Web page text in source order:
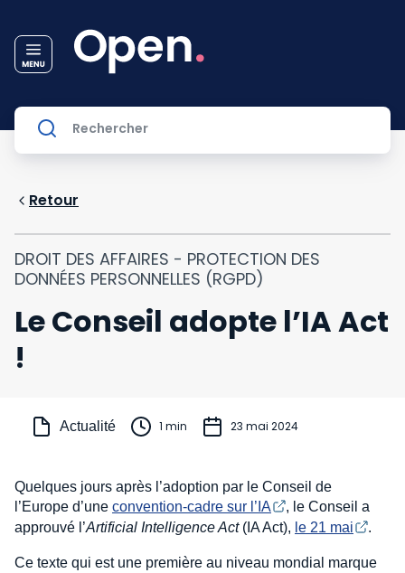
Retour
DROIT DES AFFAIRES - PROTECTION DES
DONNÉES PERSONNELLES (RGPD)
Le Conseil adopte l’IA Act
!
Actualité 1 min 23 mai 2024
Quelques jours après l’adoption par le Conseil de
l’Europe d’une convention-cadre sur l’IA
, le Conseil a
approuvé l’Artificial Intelligence Act(IA Act), le 21 mai .
Ce texte qui est une première au niveau mondial marque